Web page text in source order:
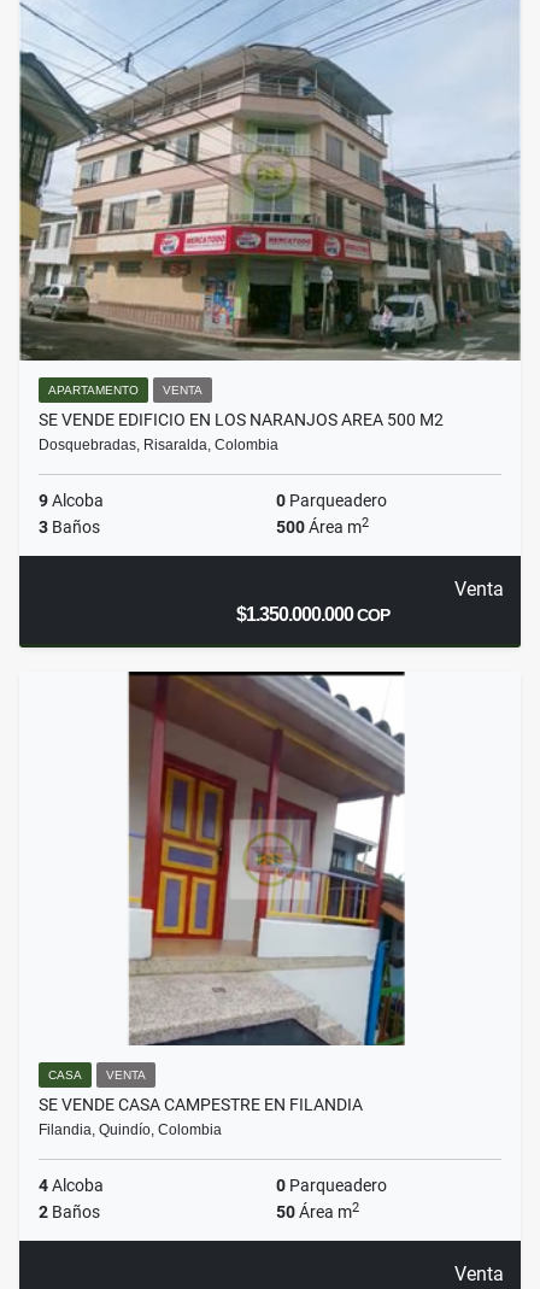
APARTAMENTO VENTA
SE VENDE EDIFICIO EN LOS NARANJOS AREA 500 M2
Dosquebradas, Risaralda, Colombia
9Alcoba 0 Parqueadero
3 Baños 500Área m2
Venta
$1.350.000.000COP
CASA VENTA
SE VENDE CASA CAMPESTRE EN FILANDIA
Filandia, Quindío, Colombia
4Alcoba 0 Parqueadero
2 Baños 50Área m2
Venta